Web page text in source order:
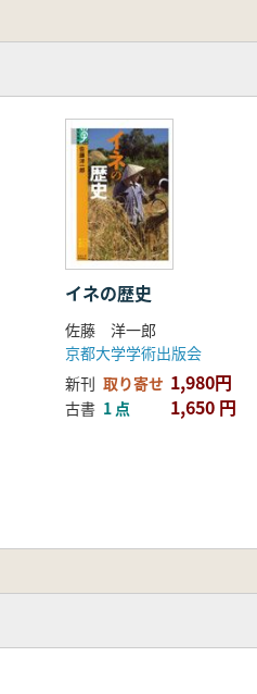
イネの歴史
佐藤 洋一郎
京都大学学術出版会
新刊 取り寄せ 1,980円
古書 1 点 1,650 円